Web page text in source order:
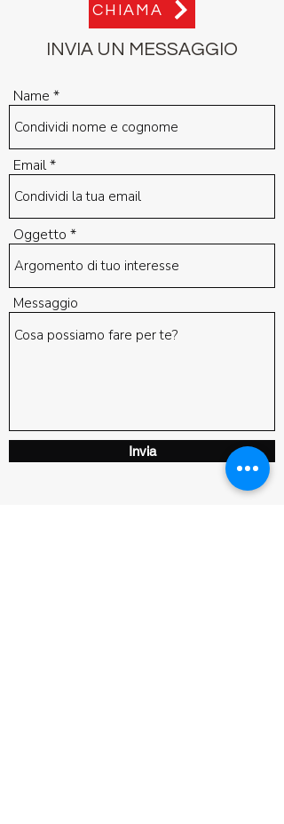
CHIAMA
INVIA UN MESSAGGIO
Name
Email
Oggetto
Messaggio
Invia